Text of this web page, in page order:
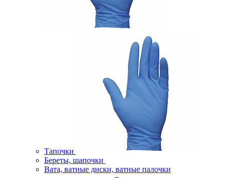
Тапочки
Береты, шапочки
Вата, ватные диски, ватные палочки